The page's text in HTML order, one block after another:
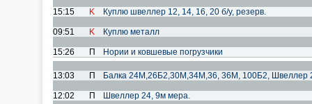
15:15 K Куплю швеллер 12, 14, 16, 20 б/у, резерв.
09:51 K Куплю металл
15:26 П Нории и ковшевые погрузчики
13:03 П Балка 24М,26Б2,30М,34М,36, 36М, 100Б2, Швеллер
12:02 П Швеллер 24, 9м мера.